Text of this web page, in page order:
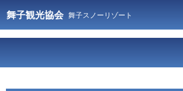
舞子観光協会 舞子スノーリゾート